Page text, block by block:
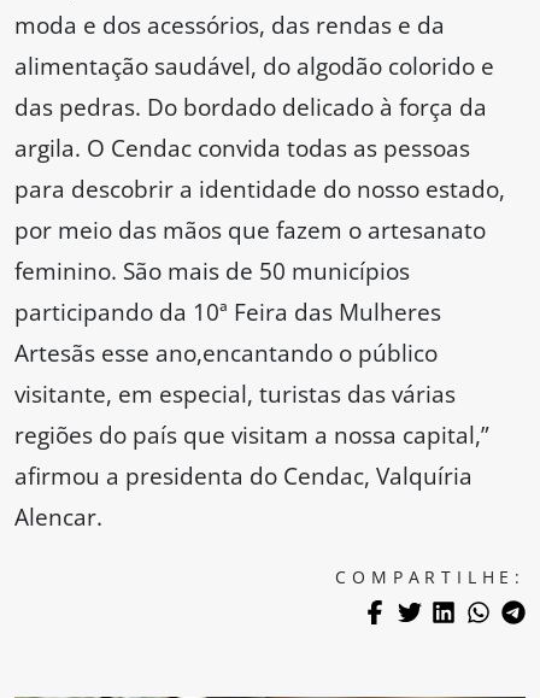
moda e dos acessórios, das rendas e da
alimentação saudável, do algodão colorido e
das pedras. Do bordado delicado à força da
argila. O Cendac convida todas as pessoas
para descobrir a identidade do nosso estado,
por meio das mãos que fazem o artesanato
feminino. São mais de 50 municípios
participando da 10ª Feira das Mulheres
Artesãs esse ano,encantando o público
visitante, em especial, turistas das várias
regiões do país que visitam a nossa capital,”
afirmou a presidenta do Cendac, Valquíria
Alencar.
COMPARTILHE: